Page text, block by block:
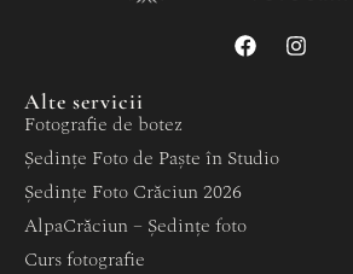
Alte servicii
Fotografie de botez
Ședințe Foto de Paște în Studio
Ședințe Foto Crăciun 2026
AlpaCrăciun – Ședințe foto
Curs fotografie